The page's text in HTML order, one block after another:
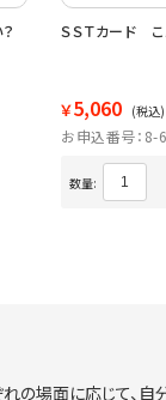
ＳＳＴカード こ
￥5,060 (税込)
お申込番号：
数量:
場面に応じて、自